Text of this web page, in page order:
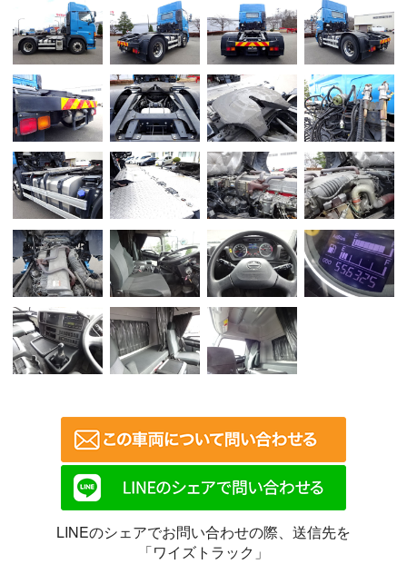
LINEのシェアでお問い合わせの際、送信先を
「ワイズトラック」